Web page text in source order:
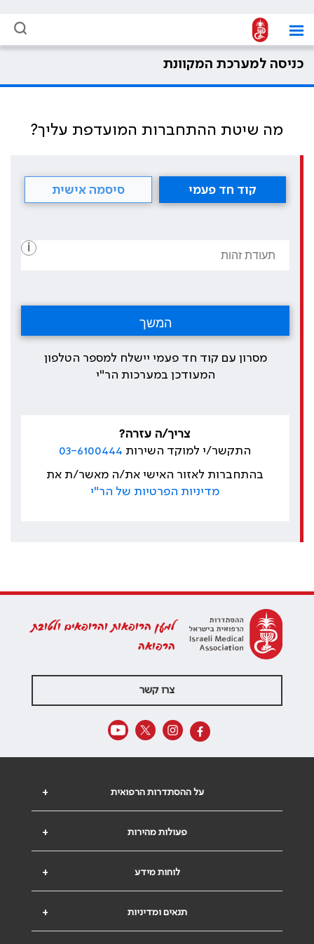
כניסה למערכת המקוונת
מה שיטת ההתחברות המועדפת עליך?
קוד חד פעמי סיסמה אישית
i
מסרון עם קוד חד פעמי יישלח למספר הטלפון
המעודכן במערכות הר"י
צריך/ה עזרה?
התקשר/י למוקד השירות 03-6100444
בהתחברות לאזור האישי את/ה מאשר/ת את
מדיניות הפרטיות של הר"י
למען הרופאות והרופאים ולטובת
הרפואה
צרו קשר
+ על ההסתדרות הרפואית
+ פעולות מהירות
+ לוחות מידע
+ תנאים ומדיניות